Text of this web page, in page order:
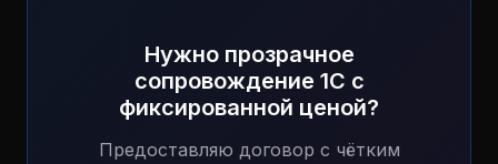
Нужно прозрачное
сопровождение 1С с
фиксированной ценой?
Предоставляю договор с чётким